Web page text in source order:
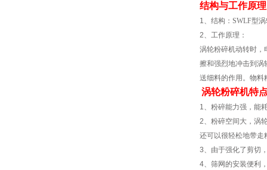
结构与工作原理
1、结构：SWLF型
2、工作原理：
涡轮粉碎机动转时，
擦和强烈地冲击到涡
送细料的作用。物
涡轮粉碎机特
1、粉碎能力强，能
2、粉碎空间大，涡
还可以很轻松地带走
3、由于强化了剪切
4、筛网的安装便利